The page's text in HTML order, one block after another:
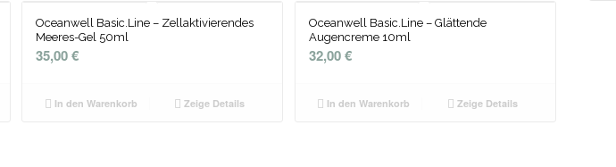
Oceanwell Basic.Line – Zellaktivierendes
Meeres-Gel 50ml
35,00€
In den Warenkorb Zeige Details
Oceanwell Basic.Line – Glättende
Augencreme 10ml
32,00€
In den Warenkorb Zeige Details